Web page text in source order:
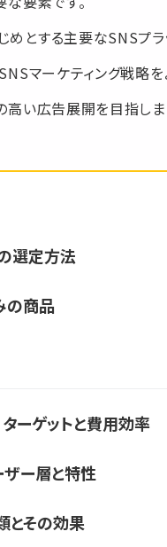
めとする主要なSNSプ
マーケティング戦略
い広告展開を目指しま
選定方法
の商品
ーゲットと費用効率
ザー層と特性
とその効果